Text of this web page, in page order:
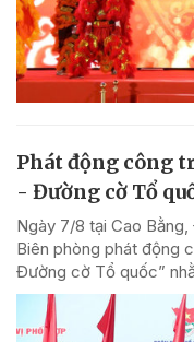
Phát động công
- Đường cờ Tổ
Ngày 7/8 tại Cao
Biên phòng phát động
Đường cờ Tổ quốc”